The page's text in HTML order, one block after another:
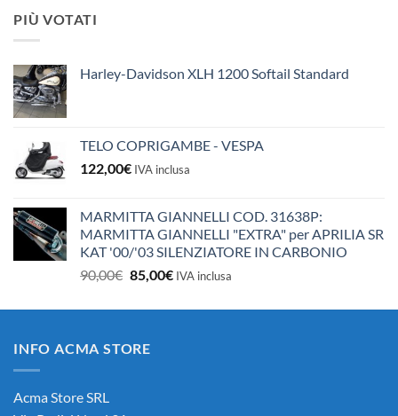
PIÙ VOTATI
Harley-Davidson XLH 1200 Softail Standard
TELO COPRIGAMBE - VESPA
122,00€ IVA inclusa
MARMITTA GIANNELLI COD. 31638P:
MARMITTA GIANNELLI "EXTRA" per APRILIA SR
KAT '00/'03 SILENZIATORE IN CARBONIO
90,00€ Il
originale
90,00€.
85,00€Il
attuale
IVA inclusa
INFO ACMA STORE
Acma Store SRL